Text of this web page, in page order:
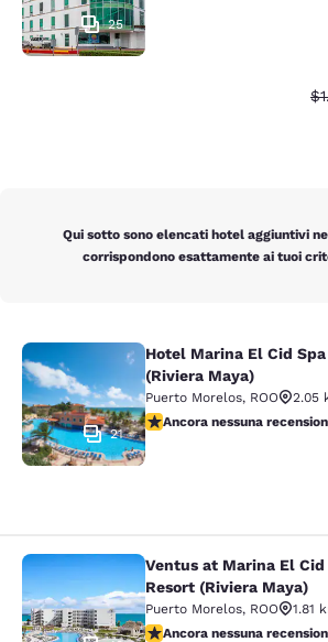
25
Qui sotto sono elencati hotel aggiuntivi
corrispondono esattamente ai tuoi
Hotel Marina El Cid
21
Hotel Marina El Cid
(Riviera Maya)
Puerto Morelos, ROO
2.05
Ancora nessuna recensione
Ancora nessuna
Ventus at Marina El
Ventus at Marina El Cid
Resort (Riviera Maya)
Puerto Morelos, ROO
1.81
Ancora nessuna recensione
Ancora nessuna